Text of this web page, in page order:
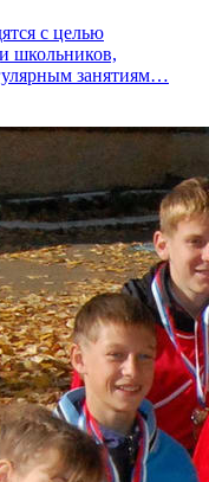
с целью
школьников,
занятиям…